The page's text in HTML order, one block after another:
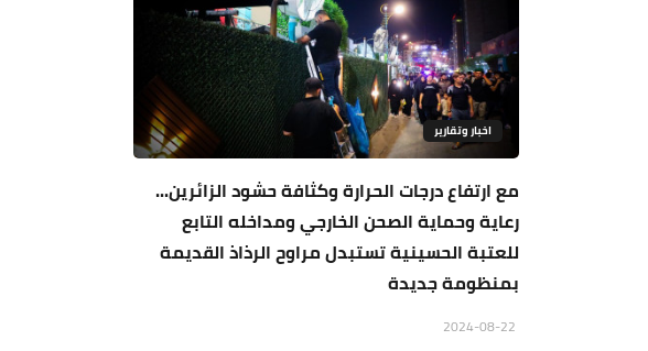
اخبار وتقارير
مع ارتفاع درجات الحرارة وكثافة حشود الزائرين...
رعاية وحماية الصحن الخارجي ومداخله التابع
للعتبة الحسينية تستبدل مراوح الرذاذ القديمة
بمنظومة جديدة